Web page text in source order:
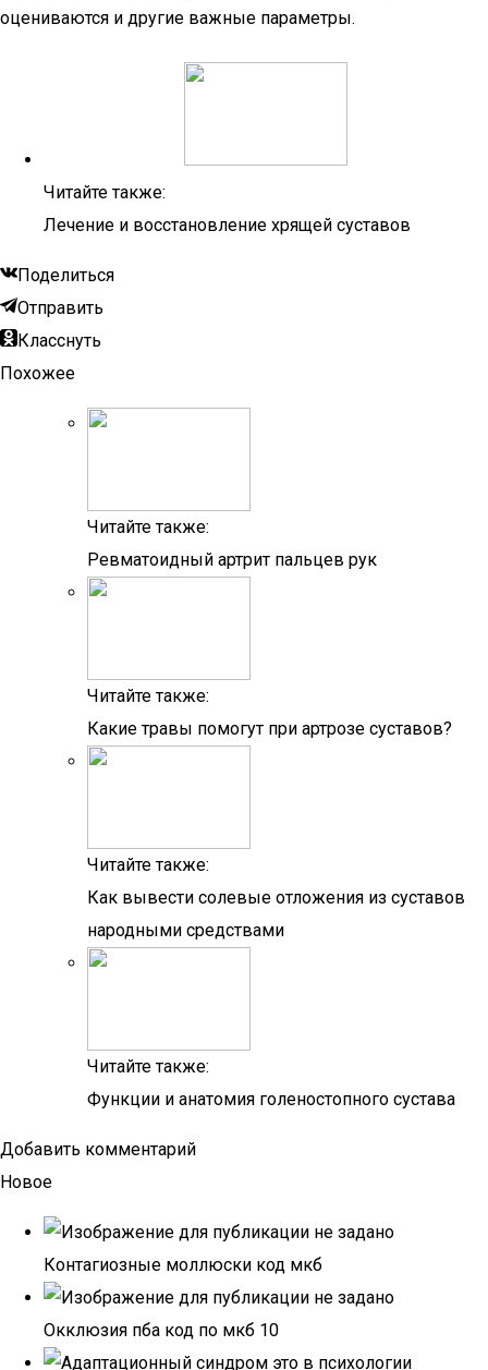
оцениваются и другие важные параметры.
Читайте также:
Лечение и восстановление хрящей суставов
Поделиться
Отправить
Класснуть
Похожее
Читайте также:
Ревматоидный артрит пальцев рук
Читайте также:
Какие травы помогут при артрозе суставов?
Читайте также:
Как вывести солевые отложения из суставов
народными средствами
Читайте также:
Функции и анатомия голеностопного сустава
Добавить комментарий
Новое
Контагиозные моллюски код мкб
Окклюзия пба код по мкб 10